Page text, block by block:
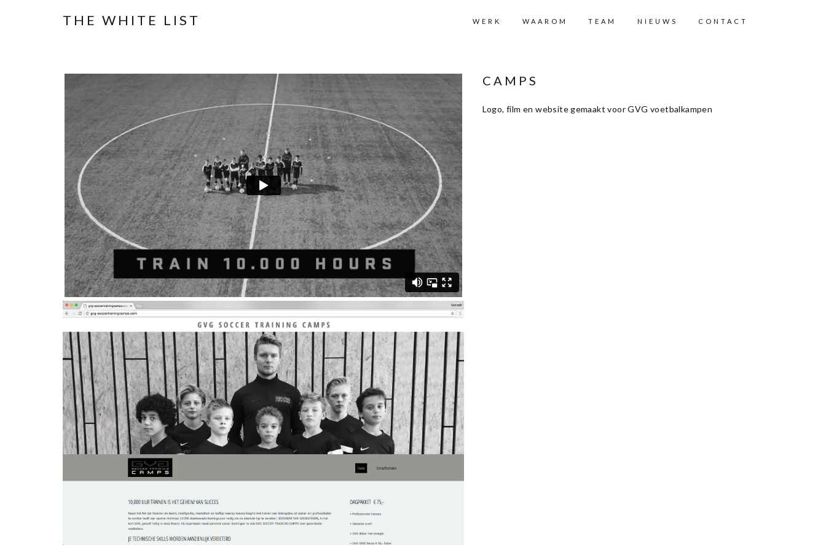
THE WHITE LIST WERK WAAROM TEAM NIEUWS CONTACT
CAMPS
Logo, film en website gemaakt voor GVG voetbalkampen